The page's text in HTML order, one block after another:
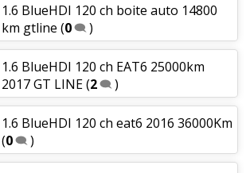
1.6 BlueHDI 120 ch boite auto 14800
km gtline (0 )
1.6 BlueHDI 120 ch EAT6 25000km
2017 GT LINE(2 )
1.6 BlueHDI 120 ch eat6 2016 36000Km
(0 )